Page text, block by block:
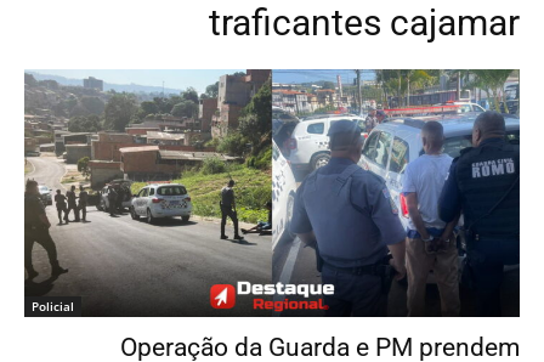
traficantes cajamar
Policial
Operação da Guarda e PM prendem